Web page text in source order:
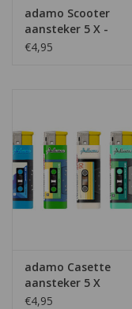
adamo Scooter
aansteker 5 X -
€4,95
adamo Casette
aansteker 5 X
€4,95